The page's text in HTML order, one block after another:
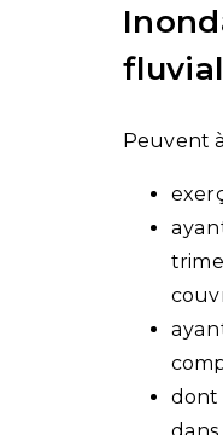
Peuvent
dont